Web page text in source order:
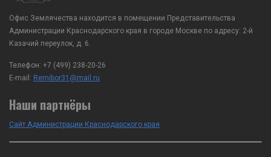
Офис Землячества находится в помещении Представительства
Администрации Краснодарского края в городе Москве по адресу: 2-й
Казачий переулок, д. 6.
Телефон: +7 (499) 238-20-26
E-mail: Remibor31@mail.ru
Наши партнёры
Сайт Администрации Краснодарского края